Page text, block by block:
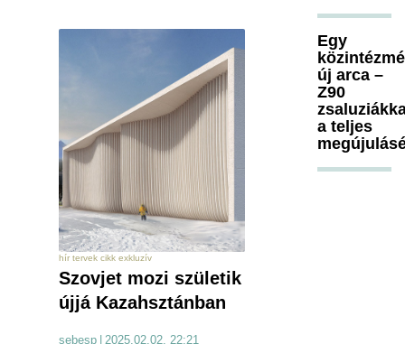
hír tervek cikk exkluzív
Szovjet mozi születik
újjá Kazahsztánban
sebesp 2025.02.02. 22:21
Egy
új arca –
Z90
a teljes